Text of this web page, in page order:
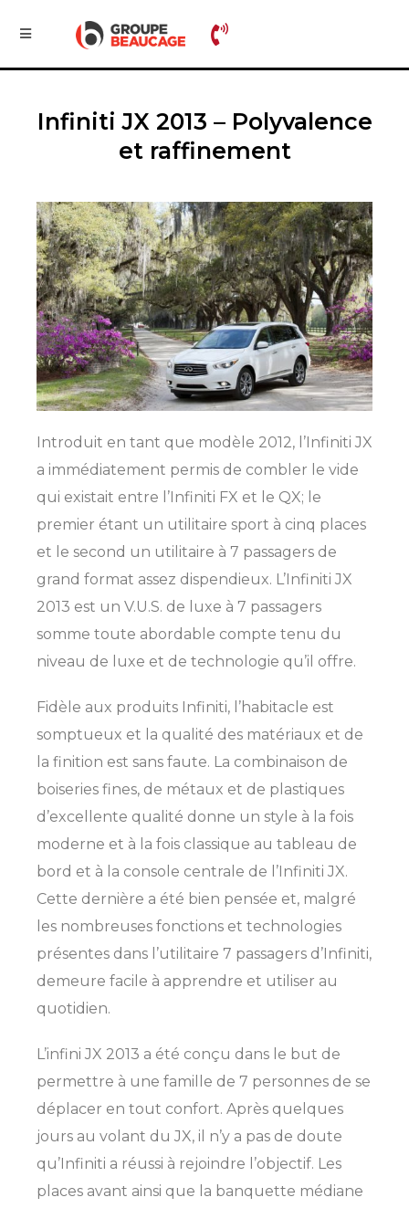
Infiniti JX 2013 – Polyvalence
et raffinement
Introduit en tant que modèle 2012, l’Infiniti JX
a immédiatement permis de combler le vide
qui existait entre l’Infiniti FX et le QX; le
premier étant un utilitaire sport à cinq places
et le second un utilitaire à 7 passagers de
grand format assez dispendieux. L’Infiniti JX
2013 est un V.U.S. de luxe à 7 passagers
somme toute abordable compte tenu du
niveau de luxe et de technologie qu’il offre.
Fidèle aux produits Infiniti, l’habitacle est
somptueux et la qualité des matériaux et de
la finition est sans faute. La combinaison de
boiseries fines, de métaux et de plastiques
d’excellente qualité donne un style à la fois
moderne et à la fois classique au tableau de
bord et à la console centrale de l’Infiniti JX.
Cette dernière a été bien pensée et, malgré
les nombreuses fonctions et technologies
présentes dans l’utilitaire 7 passagers d’Infiniti,
demeure facile à apprendre et utiliser au
quotidien.
L’infini JX 2013 a été conçu dans le but de
permettre à une famille de 7 personnes de se
déplacer en tout confort. Après quelques
jours au volant du JX, il n’y a pas de doute
qu’Infiniti a réussi à rejoindre l’objectif. Les
places avant ainsi que la banquette médiane